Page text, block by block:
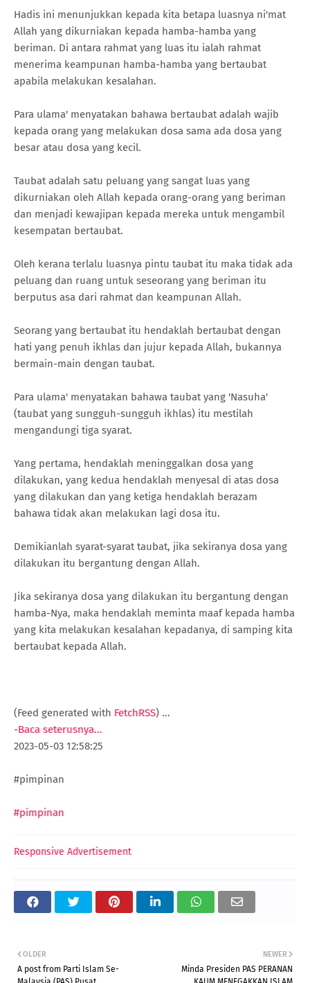
Hadis ini menunjukkan kepada kita betapa luasnya ni'mat
Allah yang dikurniakan kepada hamba-hamba yang
beriman. Di antara rahmat yang luas itu ialah rahmat
menerima keampunan hamba-hamba yang bertaubat
apabila melakukan kesalahan.
Para ulama' menyatakan bahawa bertaubat adalah wajib
kepada orang yang melakukan dosa sama ada dosa yang
besar atau dosa yang kecil.
Taubat adalah satu peluang yang sangat luas yang
dikurniakan oleh Allah kepada orang-orang yang beriman
dan menjadi kewajipan kepada mereka untuk mengambil
kesempatan bertaubat.
Oleh kerana terlalu luasnya pintu taubat itu maka tidak ada
peluang dan ruang untuk seseorang yang beriman itu
berputus asa dari rahmat dan keampunan Allah.
Seorang yang bertaubat itu hendaklah bertaubat dengan
hati yang penuh ikhlas dan jujur kepada Allah, bukannya
bermain-main dengan taubat.
Para ulama' menyatakan bahawa taubat yang 'Nasuha'
(taubat yang sungguh-sungguh ikhlas) itu mestilah
mengandungi tiga syarat.
Yang pertama, hendaklah meninggalkan dosa yang
dilakukan, yang kedua hendaklah menyesal di atas dosa
yang dilakukan dan yang ketiga hendaklah berazam
bahawa tidak akan melakukan lagi dosa itu.
Demikianlah syarat-syarat taubat, jika sekiranya dosa yang
dilakukan itu bergantung dengan Allah.
Jika sekiranya dosa yang dilakukan itu bergantung dengan
hamba-Nya, maka hendaklah meminta maaf kepada hamba
yang kita melakukan kesalahan kepadanya, di samping kita
bertaubat kepada Allah.
(Feed generated with FetchRSS) ...
-Baca seterusnya...
2023-05-03 12:58:25
#pimpinan
#pimpinan
Responsive Advertisement
NEWER
Minda Presiden PAS PERANAN
OLDER
A post from Parti Islam Se-